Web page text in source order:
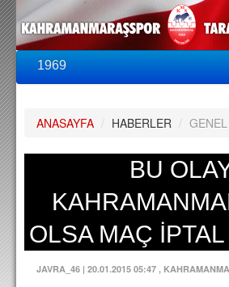
1969
PUAN DURUMU
FİKSTÜR
A TAKIM KADROSU
TEKNİK KADRO
TRANSFERLER
ANASAYFA / HABERLER /
BU
OLSA MAÇ
JAVRA_46 | 20.01.2015 05:47 ,